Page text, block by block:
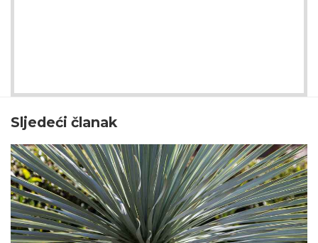
Sljedeći članak